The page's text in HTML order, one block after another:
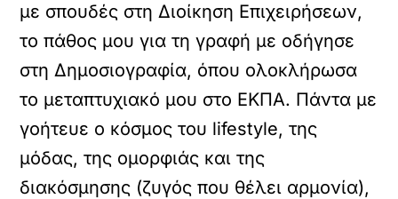
με σπουδές στη Διοίκηση Επιχειρήσεων,
το πάθος μου για τη γραφή με οδήγησε
στη Δημοσιογραφία, όπου ολοκλήρωσα
το μεταπτυχιακό μου στο ΕΚΠΑ. Πάντα με
γοήτευε ο κόσμος του lifestyle, της
μόδας, της ομορφιάς και της
διακόσμησης (ζυγός που θέλει αρμονία),